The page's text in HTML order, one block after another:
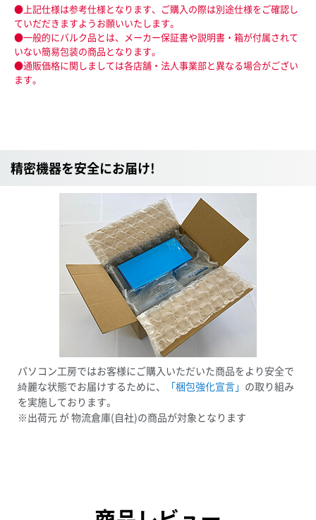
●上記仕様は参考仕様となります、ご購入の際は別途仕様をご確認し
ていだだきますようお願いいたします。
●一般的にバルク品とは、メーカー保証書や説明書・箱が付属されて
いない簡易包装の商品となります。
●通販価格に関しましては各店舗・法人事業部と異なる場合がござい
ます。
精密機器を安全にお届け!
パソコン工房ではお客様にご購入いただいた商品をより安全で
綺麗な状態でお届けするために、
「梱包強化宣言」 の取り組み
を実施しております。
※出荷元 が 物流倉庫(自社)の商品が対象となります